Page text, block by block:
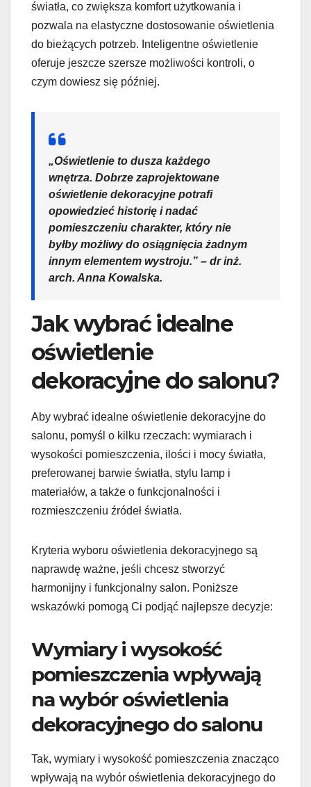
światła, co zwiększa komfort użytkowania i
pozwala na elastyczne dostosowanie oświetlenia
do bieżących potrzeb. Inteligentne oświetlenie
oferuje jeszcze szersze możliwości kontroli, o
czym dowiesz się później.
„Oświetlenie to dusza każdego
wnętrza. Dobrze zaprojektowane
oświetlenie dekoracyjne potrafi
opowiedzieć historię i nadać
pomieszczeniu charakter, który nie
byłby możliwy do osiągnięcia żadnym
innym elementem wystroju.” – dr inż.
arch. Anna Kowalska.
Jak wybrać idealne
oświetlenie
dekoracyjne do salonu?
Aby wybrać idealne oświetlenie dekoracyjne do
salonu, pomyśl o kilku rzeczach: wymiarach i
wysokości pomieszczenia, ilości i mocy światła,
preferowanej barwie światła, stylu lamp i
materiałów, a także o funkcjonalności i
rozmieszczeniu źródeł światła.
Kryteria wyboru oświetlenia dekoracyjnego są
naprawdę ważne, jeśli chcesz stworzyć
harmonijny i funkcjonalny salon. Poniższe
wskazówki pomogą Ci podjąć najlepsze decyzje:
Wymiary i wysokość
pomieszczenia wpływają
na wybór oświetlenia
dekoracyjnego do salonu
Tak, wymiary i wysokość pomieszczenia znacząco
wpływają na wybór oświetlenia dekoracyjnego do